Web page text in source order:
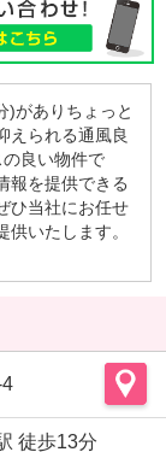
)がありちょっと
えられる通風良
良い物件で
報を提供できる
ひ当社にお任せ
いたします。
徒歩13分